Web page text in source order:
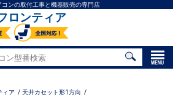
コンの取付工事と機器販売の専門店
ロンティア
ィア
天井カセット形1方向